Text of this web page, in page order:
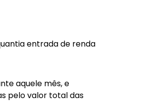
entrada de renda
aquele mês, e
pelo valor total das